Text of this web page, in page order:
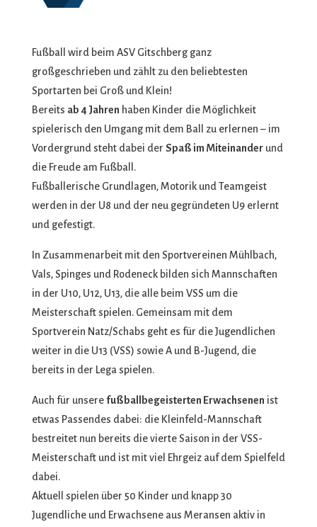
Fußball wird beim ASV Gitschberg ganz
großgeschrieben und zählt zu den beliebtesten
Sportarten bei Groß und Klein!
Bereits ab 4 Jahren haben Kinder die Möglichkeit
spielerisch den Umgang mit dem Ball zu erlernen – im
Vordergrund steht dabei der Spaß im Miteinanderund
die Freude am Fußball.
Fußballerische Grundlagen, Motorik und Teamgeist
werden in der U8 und der neu gegründeten U9 erlernt
und gefestigt.
In Zusammenarbeit mit den Sportvereinen Mühlbach,
Vals, Spinges und Rodeneck bilden sich Mannschaften
in der U10, U12, U13, die alle beim VSS um die
Meisterschaft spielen. Gemeinsam mit dem
Sportverein Natz/Schabs geht es für die Jugendlichen
weiter in die U13 (VSS) sowie A und B-Jugend, die
bereits in der Lega spielen.
Auch für unsere fußballbegeisterten Erwachsenen ist
etwas Passendes dabei: die Kleinfeld-Mannschaft
bestreitet nun bereits die vierte Saison in der VSS-
Meisterschaft und ist mit viel Ehrgeiz auf dem Spielfeld
dabei.
Aktuell spielen über 50 Kinder und knapp 30
Jugendliche und Erwachsene aus Meransen aktiv in